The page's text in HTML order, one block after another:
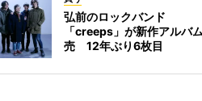
弘前のロックバンド
「creeps」が新作アルバ
売 12年ぶり6枚目